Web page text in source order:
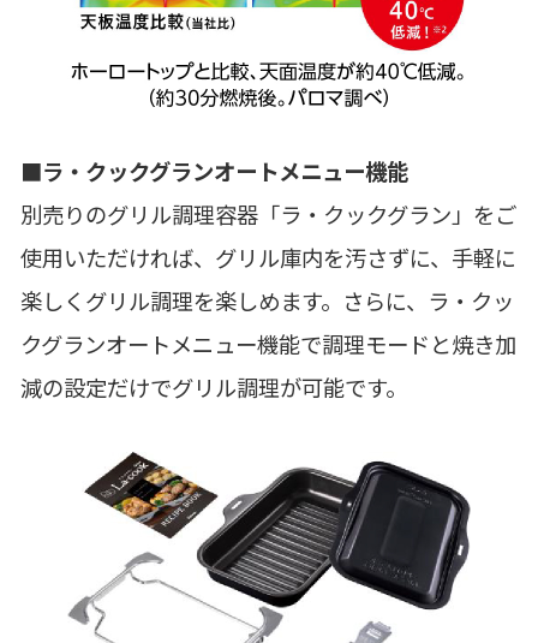
■ラ・クックグランオートメニュー機能
別売りのグリル調理容器「ラ・クックグラン」をご
使用いただければ、グリル庫内を汚さずに、手軽に
楽しくグリル調理を楽しめます。さらに、ラ・クッ
クグランオートメニュー機能で調理モードと焼き加
減の設定だけでグリル調理が可能です。